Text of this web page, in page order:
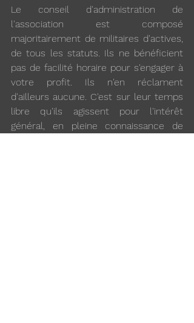
Le conseil d'administration de
l'association est composé
majoritairement de militaires d'actives,
de tous les statuts. Ils ne bénéficient
pas de facilité horaire pour s'engager à
votre profit. Ils n'en réclament
d'ailleurs aucune. C'est sur leur temps
libre qu'ils agissent pour l'intérêt
général, en pleine connaissance de